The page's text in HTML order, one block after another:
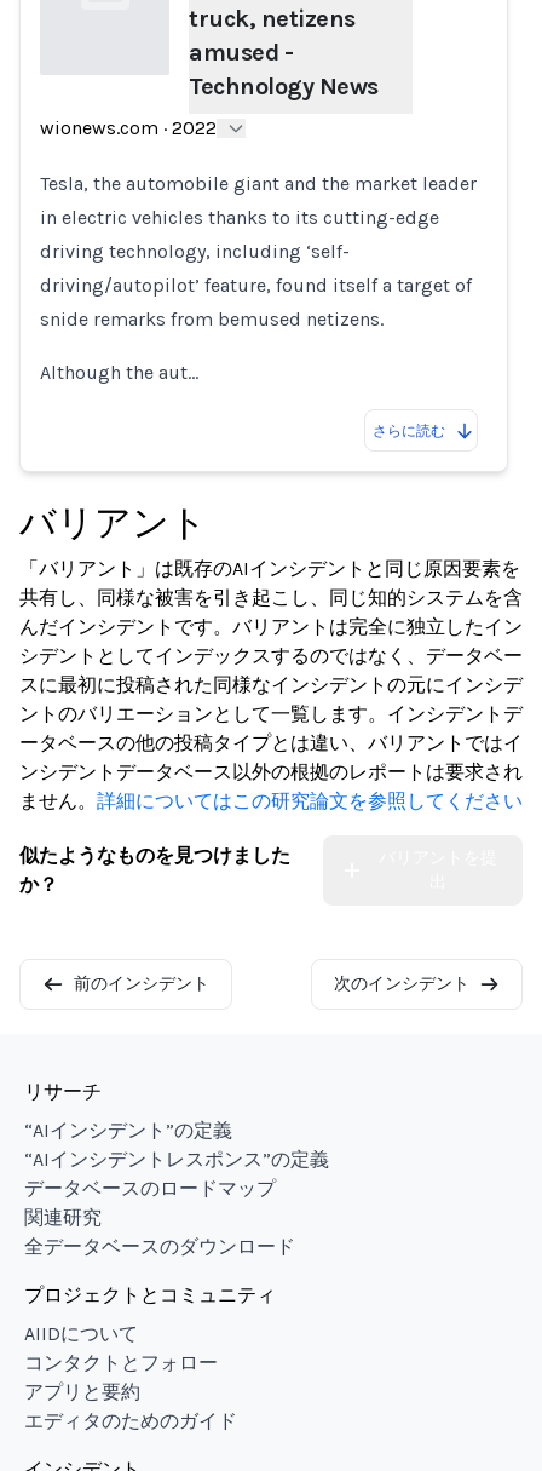
Loading...
truck, netizens
amused -
Technology News
wionews.com · 2022
Tesla, the automobile giant and the market leader
in electric vehicles thanks to its cutting-edge
driving technology, including ‘self-
driving/autopilot’ feature, found itself a target of
snide remarks from bemused netizens.
Although the aut…
さらに読む
バリアント
「バリアント」は既存のAIインシデントと同じ原因要素を
共有し、同様な被害を引き起こし、同じ知的システムを含
んだインシデントです。バリアントは完全に独立したイン
シデントとしてインデックスするのではなく、データベー
スに最初に投稿された同様なインシデントの元にインシデ
ントのバリエーションとして一覧します。インシデントデ
ータベースの他の投稿タイプとは違い、バリアントではイ
ンシデントデータベース以外の根拠のレポートは要求され
ません。 詳細についてはこの研究論文を参照してください
似たようなものを見つけました
か？
前のインシデント 次のインシデント
リサーチ
“AIインシデント”の定義
“AIインシデントレスポンス”の定義
データベースのロードマップ
関連研究
全データベースのダウンロード
プロジェクトとコミュニティ
AIIDについて
コンタクトとフォロー
アプリと要約
エディタのためのガイド